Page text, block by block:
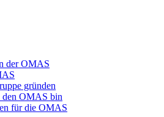
der OMAS
gründen
den OMAS bin
für die OMAS